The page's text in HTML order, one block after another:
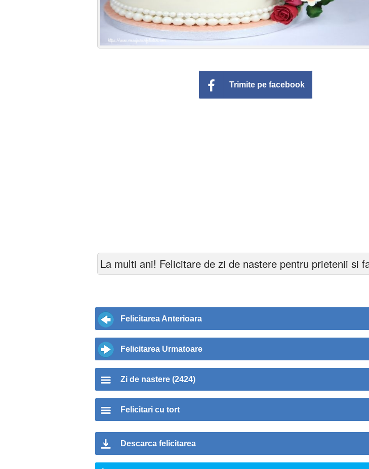
Trimite pe facebook
La multi ani! Felicitare de zi de nastere pentru prietenii si
Felicitarea Anterioara
Felicitarea Urmatoare
Zi de nastere (2424)
Felicitari cu tort
Descarca felicitarea